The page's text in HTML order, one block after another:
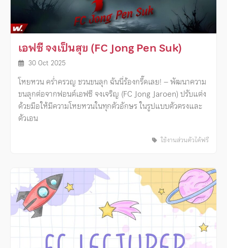
เอฟซี จงเป็นสุข (FC Jong Pen Suk)
30 Oct 2025
โหยหวน คร่ำครวญ ชวนขนลุก ฉันนี่ร้องกรี๊ดเลย! – พัฒนาความ
ขนลุกต่อจากฟอนต์เอฟซี จงเจริญ (FC Jong Jaroen) ปรับแต่ง
ด้วยมือให้มีความโหยหวนในทุกตัวอักษร ในรูปแบบตัวตรงและ
ตัวเอน
ใช้งานส่วนตัวได้ฟรี